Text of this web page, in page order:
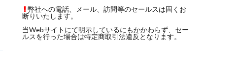
弊社への電話、メール、訪問等のセールスは固くお
断りいたします。
当Webサイトにて明示しているにもかかわらず、セー
ルスを行った場合は特定商取引法違反となります。